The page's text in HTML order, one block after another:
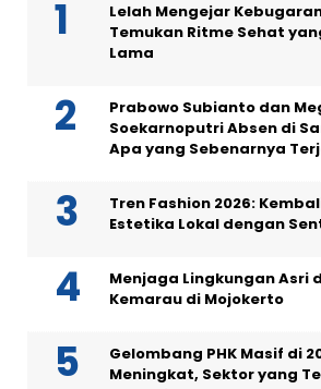
Lelah Mengejar
Temukan Ritme Sehat
Lama
Prabowo Subianto dan
Soekarnoputri Absen di
Apa yang Sebenarnya
Tren Fashion 2026:
Estetika Lokal dengan
Menjaga Lingkungan Asri
Kemarau di Mojokerto
Gelombang PHK Masif di
Meningkat, Sektor yang